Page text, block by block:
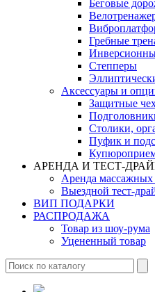
Беговые
Гребные
Степперы
Аксессуары и
Защитные
Столики,
Пуфик и
АРЕНДА И ТЕСТ-
Аренда массажных
Выездной тест-
ВИП ПОДАРКИ
РАСПРОДАЖА
Товар из шоу-рума
Уцененный товар